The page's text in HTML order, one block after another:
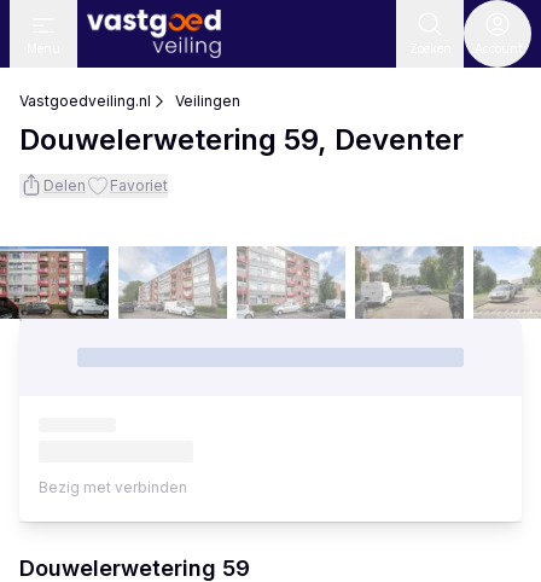
Vastgoedveiling.nl Veilingen
Douwelerwetering 59, Deventer
Delen Favoriet
Douwelerwetering 59
Bezig met verbinden